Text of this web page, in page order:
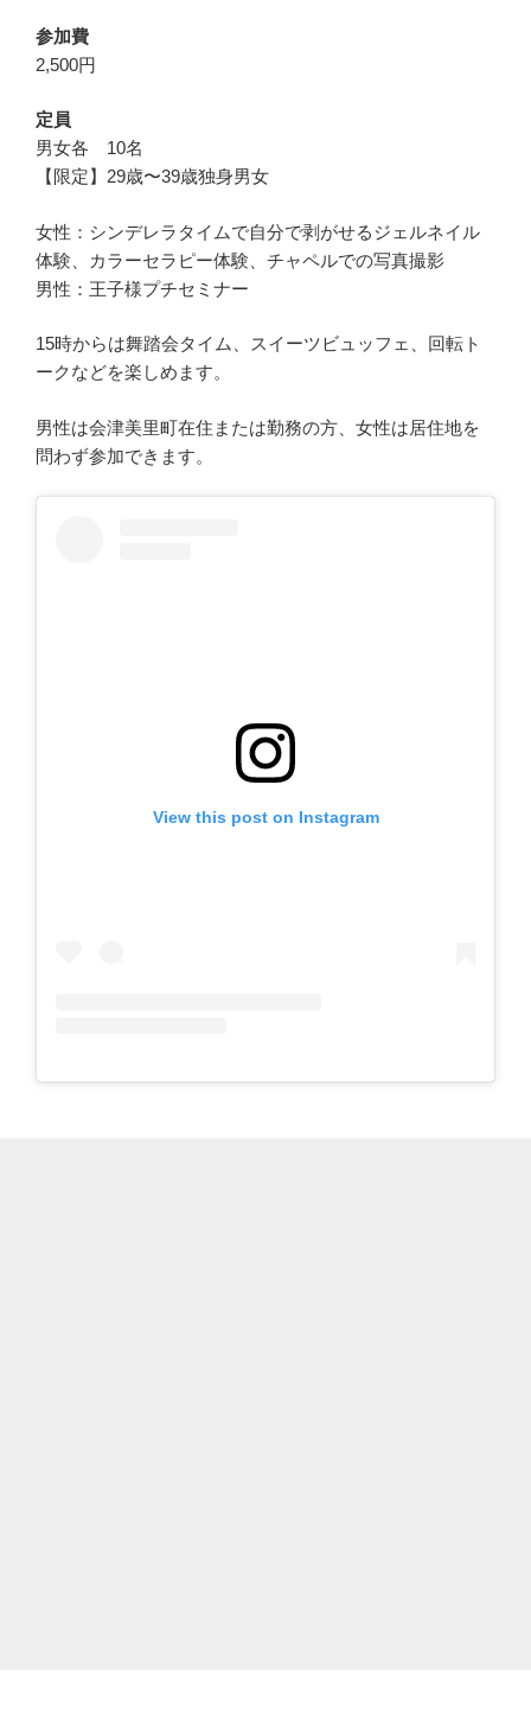
参加費
2,500円
定員
男女各 10名
【限定】29歳〜39歳独身男女
女性：シンデレラタイムで自分で剥がせるジェルネイル
体験、カラーセラピー体験、チャペルでの写真撮影
男性：王子様プチセミナー
15時からは舞踏会タイム、スイーツビュッフェ、回転ト
ークなどを楽しめます。
男性は会津美里町在住または勤務の方、女性は居住地を
問わず参加できます。
View this post on Instagram